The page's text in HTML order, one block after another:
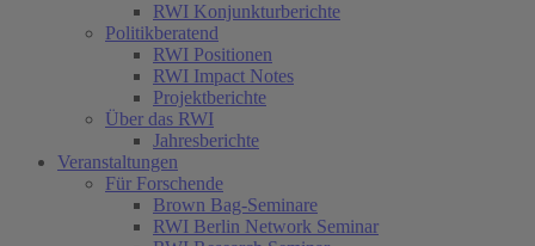
RWI Konjunkturberichte
Politikberatend
RWI Positionen
RWI Impact Notes
Projektberichte
Über das RWI
Jahresberichte
Veranstaltungen
Für Forschende
Brown Bag-Seminare
RWI Berlin Network Seminar